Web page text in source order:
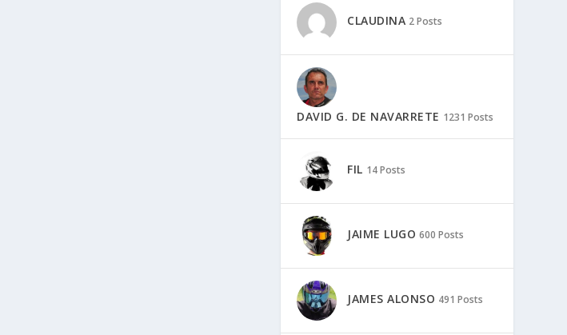
CLAUDINA 2 Posts
DAVID G. DE NAVARRETE 1231 Posts
FIL 14 Posts
JAIME LUGO 600 Posts
JAMES ALONSO 491 Posts